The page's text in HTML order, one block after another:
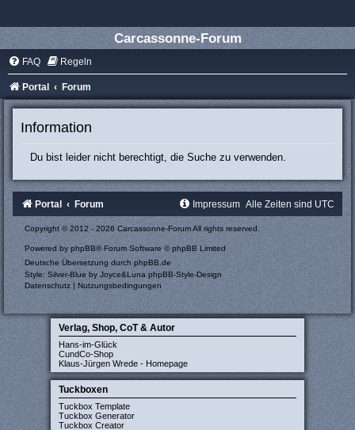
Carcassonne-Forum
FAQ Regeln
Portal Forum
Information
Du bist leider nicht berechtigt, die Suche zu verwenden.
Portal Forum Alle Zeiten sind UTC
Impressum
Copyright © 2012 - 2026 Carcassonne-Forum All rights reserved.
Powered by phpBB® Forum Software © phpBB Limited
Deutsche Übersetzung durch phpBB.de
Style: Silver-Blue by Joyce&LunaphpBB-Style-Design
Datenschutz | Nutzungsbedingungen
Verlag, Shop, CoT & Autor
Hans-im-Glück
CundCo-Shop
Klaus-Jürgen Wrede - Homepage
Tuckboxen
Tuckbox Template
Tuckbox Generator
Tuckbox Creator